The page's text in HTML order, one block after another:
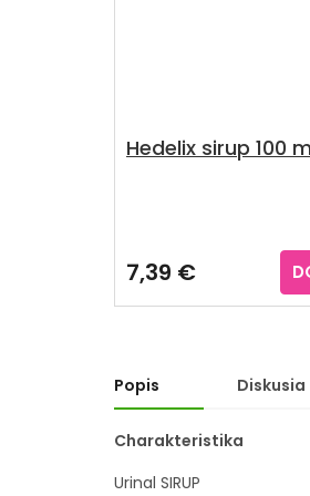
Hedelix sirup 100
7,39 €
Popis Diskusia
Charakteristika
Urinal SIRUP